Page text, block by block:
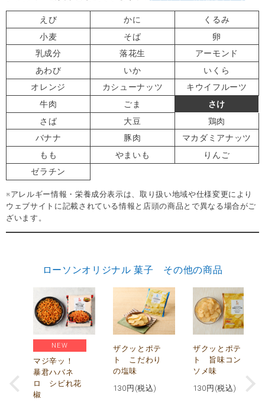
えび かに
くるみ
小麦
そば
卵
乳成分
落花生
アーモンド
あわび
いか
いくら
オレンジ
カシューナッツ
キウイフルーツ
牛肉
ごま
さけ
さば
大豆
鶏肉
バナナ
豚肉
マカダミアナッツ
もも
やまいも
りんご
ゼラチン
※アレルギー情報・栄養成分表示は、取り扱い地域や仕様変更により
ウェブサイトに記載されている情報と店頭の商品とで異なる場合がご
ざいます。
ローソンオリジナル 菓子 その他の商品
NEW
マジ辛ッ！
暴君ハバネ
ロ シビれ花
椒
ザクッとポテ
ト こだわり
の塩味
130 円(税込)
ザクッとポテ
ト 旨味コン
ソメ味
130 円(税込)